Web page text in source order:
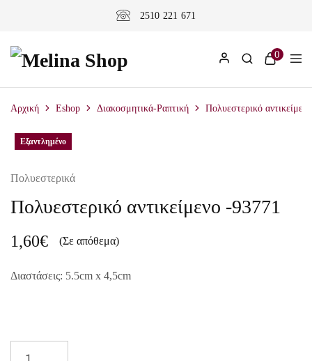
2510 221 671
0
Αρχική Eshop Διακοσμητικά-Ραπτική Πολυεστερικό
Πολυεστερικά
Πολυεστερικό αντικείμενο -93771
1,60€ (Σε απόθεμα)
Διαστάσεις: 5.5cm x 4,5cm
Εξαντλημένο